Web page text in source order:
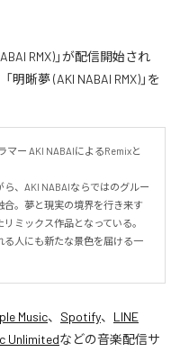
RMX)」が配信開始され
晰夢 (AKI NABAI RMX)」を
マー AKI NABAIによるRemixと
、AKI NABAIならではのグルー
。夢と現実の境界を行き来す
ミックス作品となっている。
人にも新たな景色を届ける一
Music、 Spotify、 LINE
Unlimitedなどの音楽配信サ